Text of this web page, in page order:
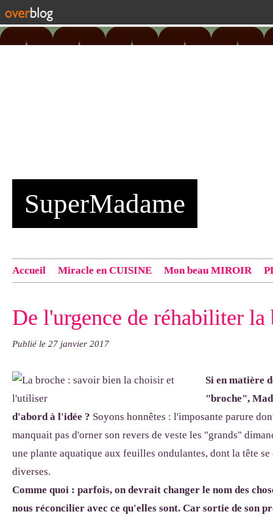
SuperMadame
Accueil Miracle en CUISINE Mon beau MIROIR
exemple : "Bonnet cloche From Annie", "Veste Rue
De l'urgence de réhabiliter la
Publié le 27 janvier 2017
Si en matière
"broche",
d'abord à l'idée ? Soyons honnêtes : l'imposante parure
manquait pas d'orner son revers de veste les "grands"
une plante aquatique aux feuilles ondulantes, dont la tête
diverses.
Comme quoi : parfois, on devrait changer le nom des
nous réconcilier avec ce qu'elles sont. Car sortie de son